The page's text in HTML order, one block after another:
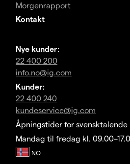
Morgenrapport
Kontakt
Nye kunder:
22 400 200
info.no@ig.com
Kunder:
22 400 240
kundeservice@ig.com
Åpningstider for svensktalende
Mandag til fredag kl.